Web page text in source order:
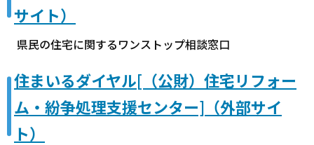
サイト）
県民の住宅に関するワンストップ相談窓口
住まいるダイヤル[（公財）住宅リフォー
ム・紛争処理支援センター]（外部サイ
ト）